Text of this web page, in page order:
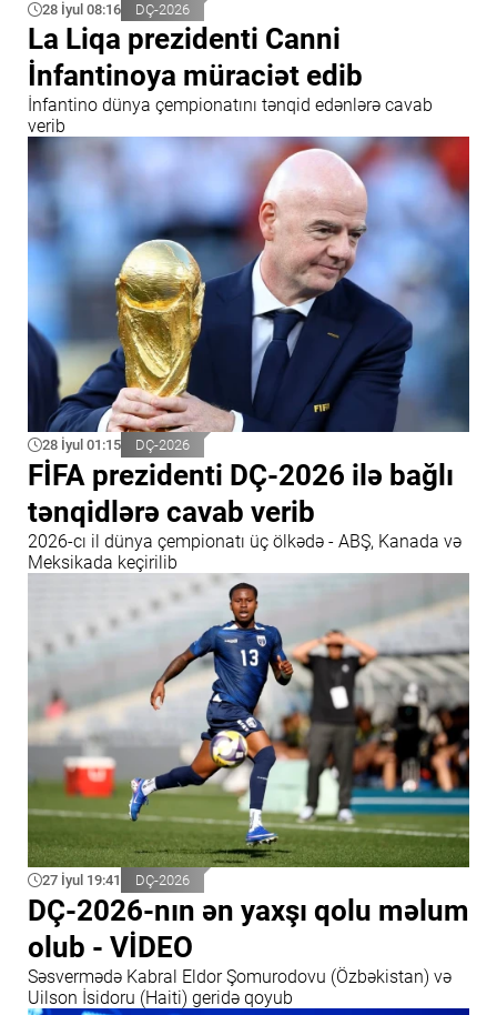
28 İyul 08:16 DÇ-2026
La Liqa prezidenti Canni
İnfantinoya müraciət edib
İnfantino dünya çempionatını tənqid edənlərə cavab
verib
28 İyul 01:15 DÇ-2026
FİFA prezidenti DÇ-2026 ilə bağlı
tənqidlərə cavab verib
2026-cı il dünya çempionatı üç ölkədə - ABŞ, Kanada və
Meksikada keçirilib
27 İyul 19:41 DÇ-2026
DÇ-2026-nın ən yaxşı qolu məlum
olub - VİDEO
Səsvermədə Kabral Eldor Şomurodovu (Özbəkistan) və
Uilson İsidoru (Haiti) geridə qoyub